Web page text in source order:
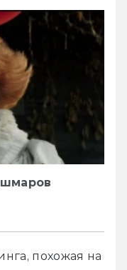
похожая на